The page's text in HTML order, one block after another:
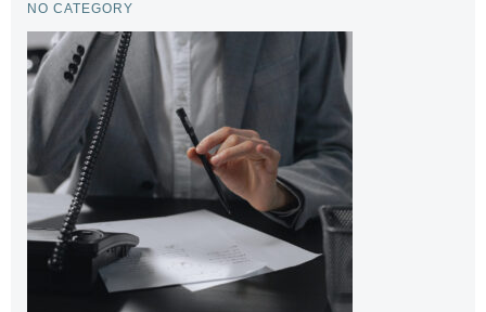
NO CATEGORY